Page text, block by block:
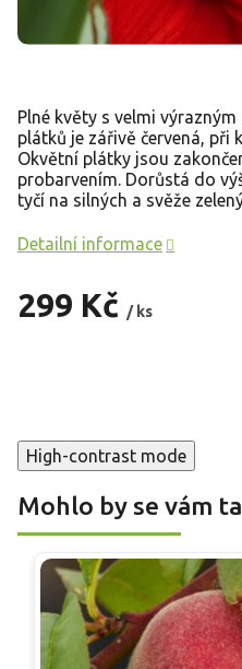
299 Kč / ks
Plné květy s velmi
plátků je zářivě červená, při
Okvětní plátky jsou
probarvením. Dorůstá do
tyčí na silných a svěže
Detailní informace
High-contrast mode
Mohlo by se vám